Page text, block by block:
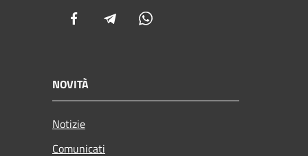
Facebook Telegram
NOVITÀ
Notizie
Comunicati